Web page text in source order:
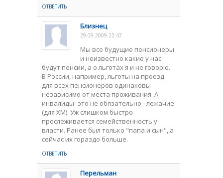
ОТВЕТИТЬ
Близнец
29.09.2009 22:47
Мы все будущие пенсионеры
и неизвестно какие у нас
будут пенсии, а о льготах я и не говорю.
В России, например, льготы на проезд
для всех пенсионеров одинаковы
независимо от места проживания. А
инвалиды- это не обязательно - лежачие
(для ХМ). Уж слишком быстро
прослеживается семейственность у
власти. Ранее был только "папа и сын", а
сейчас их гораздо больше.
ОТВЕТИТЬ
Перельман